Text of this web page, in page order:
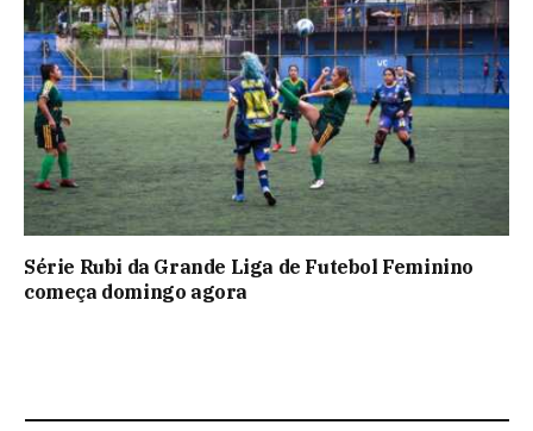
Série Rubi da Grande Liga de Futebol Feminino
começa domingo agora